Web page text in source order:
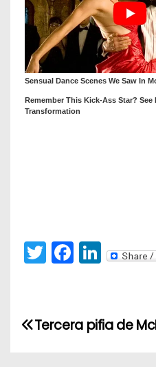
T
w
er
F
a
e
b
Li
e
dI
NTercera pifia de